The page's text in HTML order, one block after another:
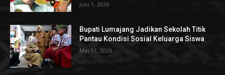
Juni 1, 2026
Bupati Lumajang Jadikan Sekolah Titik
Pantau Kondisi Sosial Keluarga Siswa
Mei 31, 2026